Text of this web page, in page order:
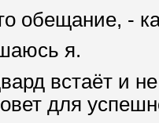
обещание, -
я.
встаёт и
для